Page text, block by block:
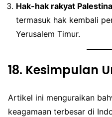
Hak-hak rakyat
termasuk hak kembali
Yerusalem Timur.
18. Kesimpulan
Artikel ini menguraikan
keagamaan terbesar di